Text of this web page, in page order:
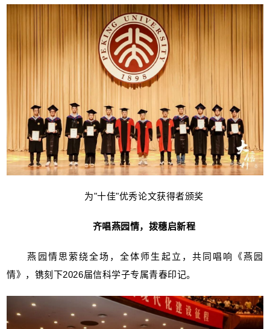
为"十佳"优秀论文获得者颁奖
齐唱燕园情，拨穗启新程
燕园情思萦绕全场，全体师生起立，共同唱响《燕园
情》，镌刻下2026届信科学子专属青春印记。